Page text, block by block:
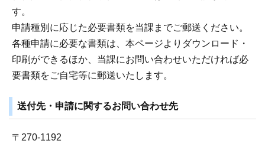
す。
申請種別に応じた必要書類を当課までご郵送ください。
各種申請に必要な書類は、本ページよりダウンロード・
印刷ができるほか、当課にお問い合わせいただければ必
要書類をご自宅等に郵送いたします。
送付先・申請に関するお問い合わせ先
〒270-1192